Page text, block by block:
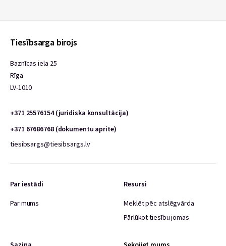
Tiesībsarga birojs
Baznīcas iela 25
Rīga
LV-1010
+371 25576154 (juridiska konsultācija)
+371 67686768 (dokumentu aprite)
tiesibsargs@tiesibsargs.lv
Par iestādi
Par mums
Resursi
Meklēt pēc atslēgvārda
Pārlūkot tiesību jomas